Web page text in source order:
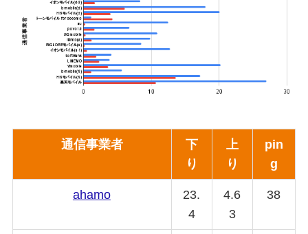
通信事業者
下
り
上
り
pin
g
ahamo
23.
4
4.6
3
38